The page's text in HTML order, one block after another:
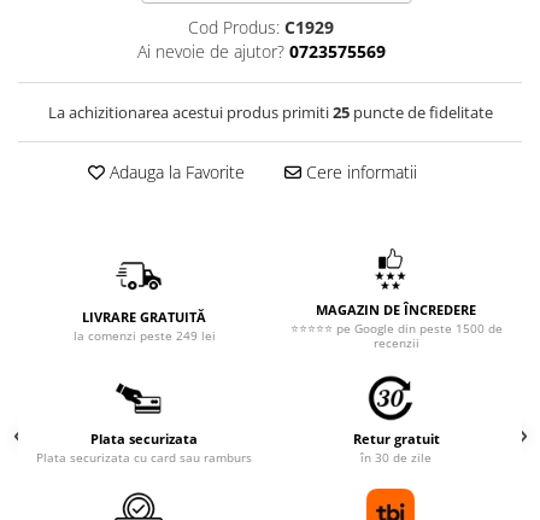
Cod Produs: C1929
Ai nevoie de ajutor? 0723575569
La achizitionarea acestui produs primiti25puncte de fidelitate
Adauga la Favorite Cere informatii
LIVRARE GRATUITĂ
la comenzi peste 249 lei
MAGAZIN DE ÎNCREDERE
⭐⭐⭐⭐⭐ pe Google din peste 1500 de
recenzii
Plata securizata
Plata securizata cu card sau ramburs
Retur gratuit
în 30 de zile